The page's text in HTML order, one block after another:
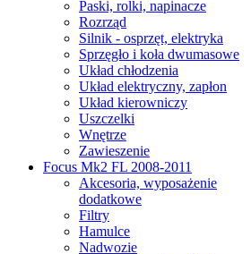
Paski, rolki, napinacze
Rozrząd
Silnik - osprzęt, elektryka
Sprzęgło i koła dwumasowe
Układ chłodzenia
Układ elektryczny, zapłon
Układ kierowniczy
Uszczelki
Wnętrze
Zawieszenie
Focus Mk2 FL 2008-2011
Akcesoria, wyposażenie
dodatkowe
Filtry
Hamulce
Nadwozie